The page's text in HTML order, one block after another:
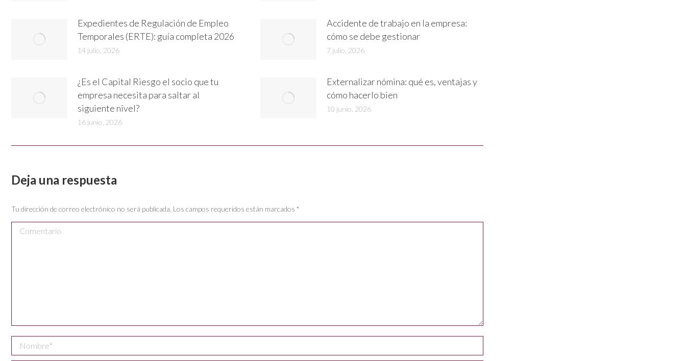
Expedientes de Regulación de Empleo
Temporales (ERTE): guía completa 2026
14 julio, 2026
Accidente de trabajo en la empresa:
cómo se debe gestionar
7 julio, 2026
¿Es el Capital Riesgo el socio que tu
empresa necesita para saltar al
siguiente nivel?
16 junio, 2026
Externalizar nómina: qué es, ventajas y
cómo hacerlo bien
10 junio, 2026
Deja una respuesta
Tu dirección de correo electrónico no será publicada. Los campos requeridos están marcados *
Comentario
Nombre *